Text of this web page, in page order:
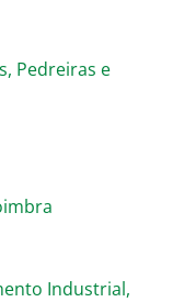
Pedreiras e
Industrial,